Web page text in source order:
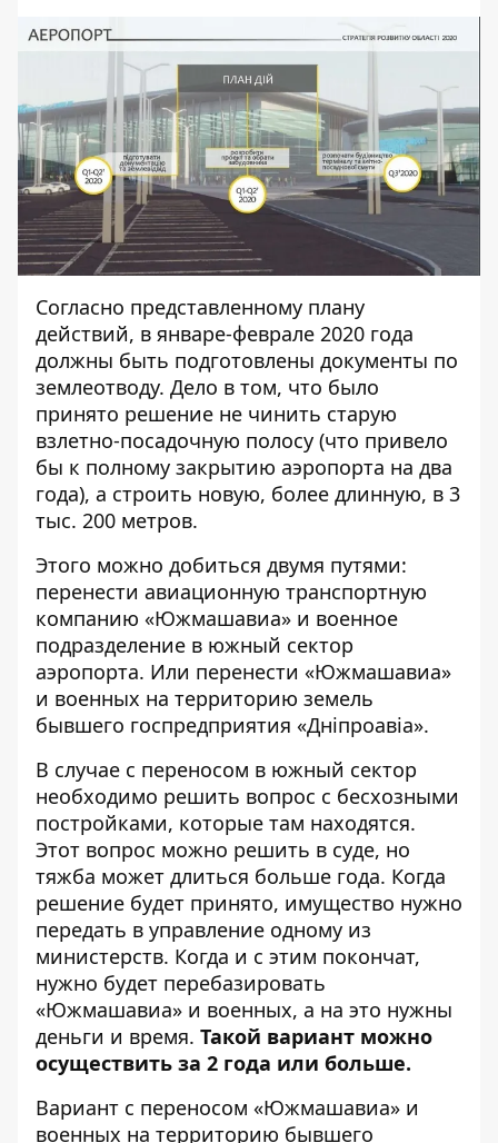
Согласно представленному плану
действий, в январе-феврале 2020 года
должны быть подготовлены документы по
землеотводу. Дело в том, что было
принято решение не чинить старую
взлетно-посадочную полосу (что привело
бы к полному закрытию аэропорта на два
года), а строить новую, более длинную, в 3
тыс. 200 метров.
Этого можно добиться двумя путями:
перенести авиационную транспортную
компанию «Южмашавиа» и военное
подразделение в южный сектор
аэропорта. Или перенести «Южмашавиа»
и военных на территорию земель
бывшего госпредприятия «Дніпроавіа».
В случае с переносом в южный сектор
необходимо решить вопрос с бесхозными
постройками, которые там находятся.
Этот вопрос можно решить в суде, но
тяжба может длиться больше года. Когда
решение будет принято, имущество нужно
передать в управление одному из
министерств. Когда и с этим покончат,
нужно будет перебазировать
«Южмашавиа» и военных, а на это нужны
деньги и время. Такой вариант можно
осуществить за 2 года или больше.
Вариант с переносом «Южмашавиа» и
военных на территорию бывшего